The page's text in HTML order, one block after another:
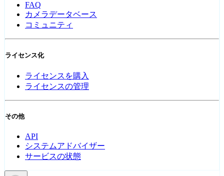
FAQ
カメラデータベース
コミュニティ
ライセンス化
ライセンスを購入
ライセンスの管理
その他
API
システムアドバイザー
サービスの状態